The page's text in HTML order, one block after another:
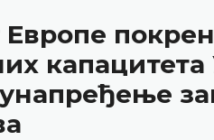
Европе
капацитета